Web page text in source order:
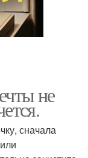
не
сначала